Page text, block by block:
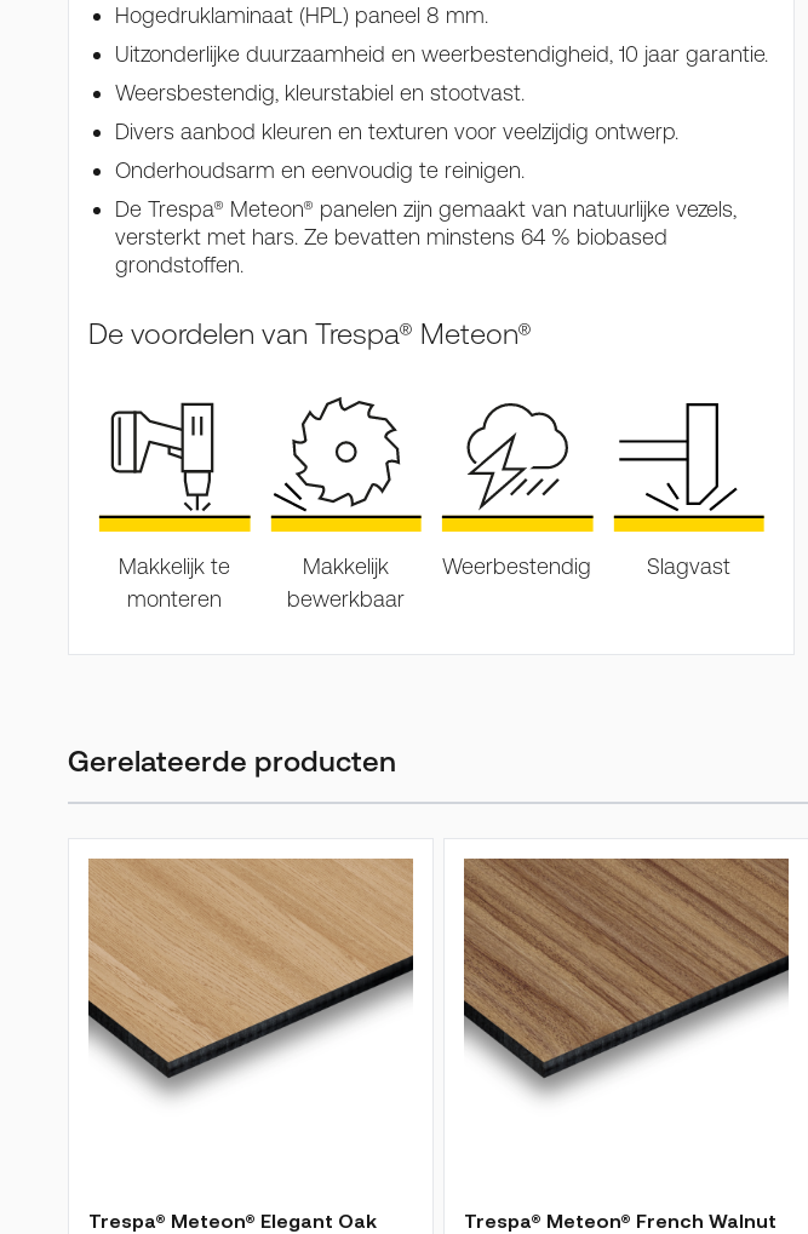
Hogedruklaminaat (HPL) paneel 8 mm.
Uitzonderlijke duurzaamheid en weerbestendigheid, 10 jaar garantie.
Weersbestendig, kleurstabiel en stootvast.
Divers aanbod kleuren en texturen voor veelzijdig ontwerp.
Onderhoudsarm en eenvoudig te reinigen.
De Trespa® Meteon® panelen zijn gemaakt van natuurlijke vezels,
versterkt met hars. Ze bevatten minstens 64 % biobased
grondstoffen.
De voordelen van Trespa® Meteon®
Makkelijk te
monteren
Makkelijk
bewerkbaar
Weerbestendig Slagvast
Gerelateerde producten
Druk om carrousel over te slaan
Trespa® Meteon® Elegant Oak
De prijs is afhankelijk van de gekozen opties op de productpagina
Trespa® Meteon® French Walnut
De prijs is afhankelijk van de gekozen